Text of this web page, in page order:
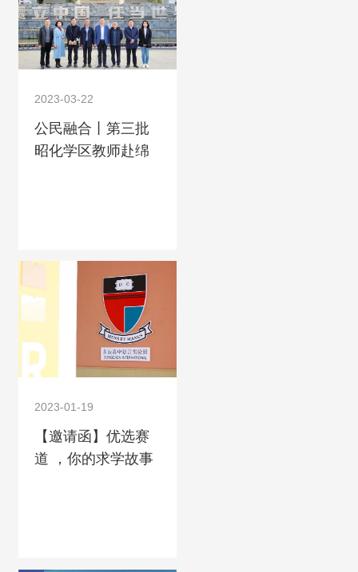
2023-03-22
公民融合丨第三批
昭化学区教师赴绵
2023-01-19
【邀请函】优选赛
道 ，你的求学故事